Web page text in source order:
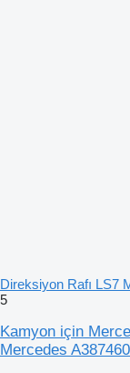
Direksiyon Rafı LS7
5
Kamyon için
Mercedes